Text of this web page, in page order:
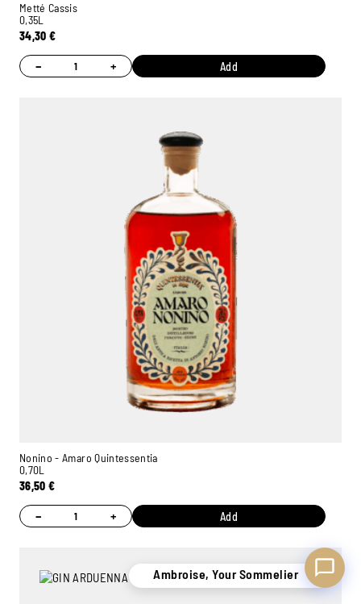
Metté Cassis
0,35L
34,30€
− + Add
Nonino - Amaro Quintessentia
0,70L
36,50€
− + Add
Ambroise, Your Sommelier
Ambroise, Your Sommelier
Available to guide you